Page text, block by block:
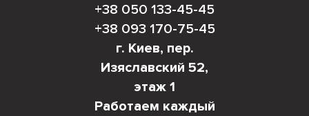
+38 050 133-45-45
+38 093 170-75-45
г. Киев, пер.
Изяславский 52,
этаж 1
Работаем каждый